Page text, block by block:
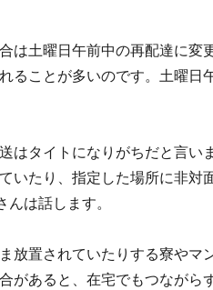
は土曜日午前中の再配達に変
ることが多いのです。土曜日
はタイトになりがちだと言い
いたり、指定した場所に非対
は話します。
放置されていたりする寮やマ
があると、在宅でもつながら